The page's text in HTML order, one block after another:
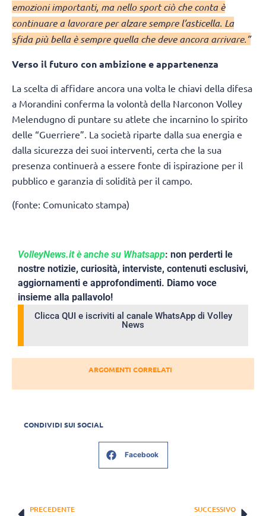
emozioni importanti, ma nello sport ciò che conta è
continuare a lavorare per alzare sempre l’asticella. La
sfida più bella è sempre quella che deve ancora arrivare.”
Verso il futuro con ambizione e appartenenza
La scelta di affidare ancora una volta le chiavi della difesa
a Morandini conferma la volontà della Narconon Volley
Melendugno di puntare su atlete che incarnino lo spirito
delle “Guerriere”. La società riparte dalla sua energia e
dalla sicurezza dei suoi interventi, certa che la sua
presenza continuerà a essere fonte di ispirazione per il
pubblico e garanzia di solidità per il campo.
(fonte: Comunicato stampa)
VolleyNews.it è anche su Whatsapp: non perderti le
nostre notizie, curiosità, interviste, contenuti esclusivi,
aggiornamenti e approfondimenti. Diamo voce
insieme alla pallavolo!
Clicca QUI e iscriviti al canale WhatsApp di Volley
News
ARGOMENTI CORRELATI
CONDIVIDI SUI SOCIAL
Facebook
PRECEDENTE SUCCESSIVO